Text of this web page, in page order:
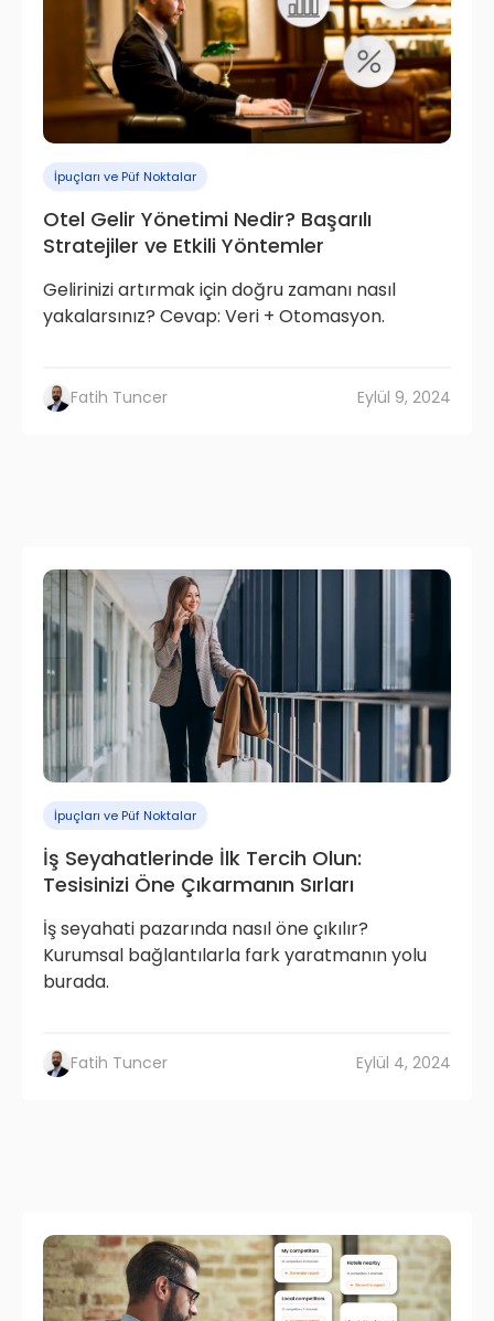
İpuçları ve Püf Noktalar
Otel Gelir Yönetimi Nedir? Başarılı
Stratejiler ve Etkili Yöntemler
Gelirinizi artırmak için doğru zamanı nasıl
yakalarsınız? Cevap: Veri + Otomasyon.
Fatih Tuncer Eylül 9, 2024
İpuçları ve Püf Noktalar
İş Seyahatlerinde İlk Tercih Olun:
Tesisinizi Öne Çıkarmanın Sırları
İş seyahati pazarında nasıl öne çıkılır?
Kurumsal bağlantılarla fark yaratmanın yolu
burada.
Fatih Tuncer Eylül 4, 2024